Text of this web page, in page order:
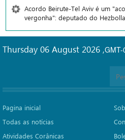
Acordo Beirute-Tel Aviv é um
vergonha": deputado do
GMT-
Thursday 06 August 2026 ,
Pagina inicial
Todas as notícias
Atividades Corânicas